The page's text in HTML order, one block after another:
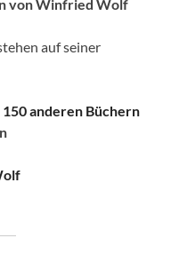
von Winfried Wolf
auf seiner
150 anderen Büchern
n